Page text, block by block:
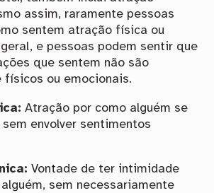
assim, raramente pessoas
sentem atração física ou
e pessoas podem sentir que
que sentem não são
físicos ou emocionais.
Atração por como alguém se
envolver sentimentos
Vontade de ter intimidade
sem necessariamente